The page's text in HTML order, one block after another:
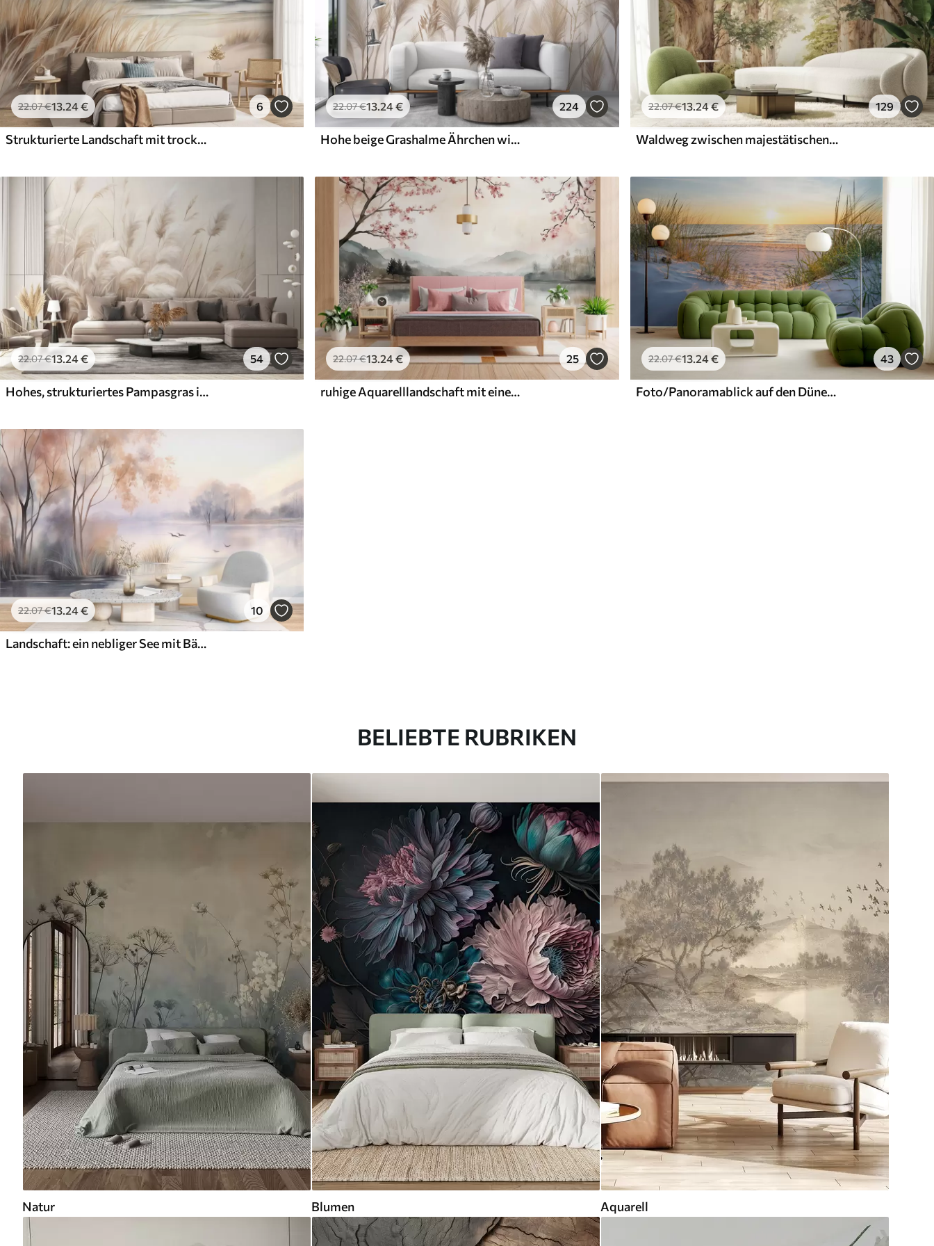
22.07€13.24€ 6
Strukturierte Landschaft mit trockenem Gras an einem Sandstrand, mit dem Meer und dem Himmel im Hintergrund
22.07€13.24€ 224
Hohe beige Grashalme Ährchen wiegen sich im Wind vor einem weichen, hellen Hintergrund
22.07€13.24€ 129
Waldweg zwischen majestätischen Bäumen im Aquarellstil
22.07€13.24€ 54
Hohes, strukturiertes Pampasgras in sanften, warmen, neutralen Farbtönen, mit einem verschwommenen, hellen Hintergrund
22.07€13 .24€ 25
ruhige Aquarelllandschaft mit einem See und einem blühenden Baum
22.07€13.24€ 43
Foto/Panoramablick auf den Dünenstrand bei Sonnenuntergang
22.07€13.24€ 10
Landschaft: ein nebliger See mit Bäumen und Schilf, fliegende Vögel, strukturierter Aquarellstil
BELIEBTE RUBRIKEN
Natur Blumen Aquarell